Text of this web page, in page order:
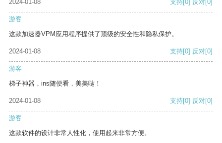
2024-01-08
支持[0] 反对[0]
游客
这款加速器VPM应用程序提供了顶级的安全性和隐私保护。
2024-01-08 支持[0] 反对[0]
游客
梯子神器，ins随便看，美美哒！
2024-01-08 支持[0] 反对[0]
游客
这款软件的设计非常人性化，使用起来非常方便。